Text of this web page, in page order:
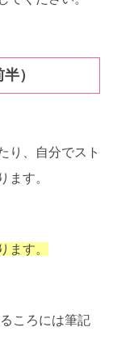
）
り、自分でスト
ます。
ます。
ころには筆記